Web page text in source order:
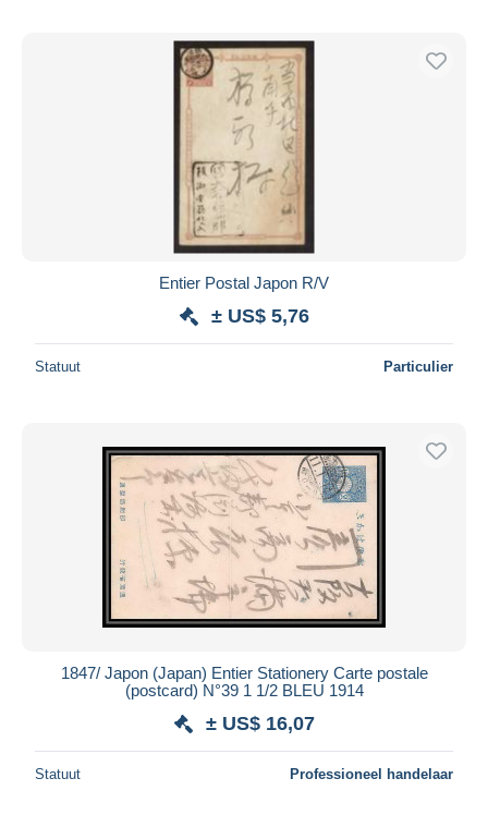
Entier Postal Japon R/V
± US$ 5,76
Statuut Particulier
1847/ Japon (Japan) Entier Stationery Carte postale
(postcard) N°39 1 1/2 BLEU 1914
± US$ 16,07
Statuut Professioneel handelaar